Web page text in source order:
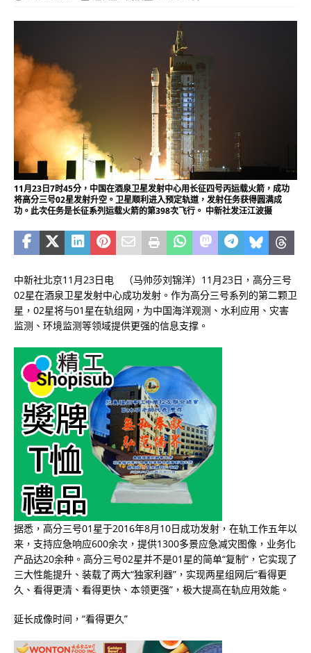
11月23日7时45分，中国在酒泉卫星发射中心用长征四号丙运载火箭，成功
将高分三号02星发射升空。卫星顺利进入预定轨道，发射任务获得圆满成
功。此次任务是长征系列运载火箭的第398次飞行。 中新社发汪江波摄
中新社北京11月23日电 （马帅莎刘锦洋）11月23日，高分三号
02星在酒泉卫星发射中心成功发射。作为高分三号系列的第二颗卫
星，02星将与01星在轨组网，为中国海洋观测、水利应用、灾害
监测、环境监测等领域提供更强的信息支撑。
据悉，高分三号01星于2016年8月10日成功发射，在轨工作五年以
来，支持应急响应600余次，提供1300多景应急减灾图像，业务化
产品达20余种。高分三号02星并不是01星的简单“复制”，它实现了
三大性能提升、装载了两大“独家利器”，实现两星组网后“看得更
久、看得更清、看得更快、本领更强”，极大提高在轨应用效能。
延长成像时间，“看得更久”